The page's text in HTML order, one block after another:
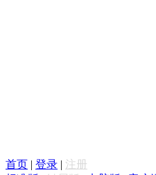
首页 | 登录 | 注册